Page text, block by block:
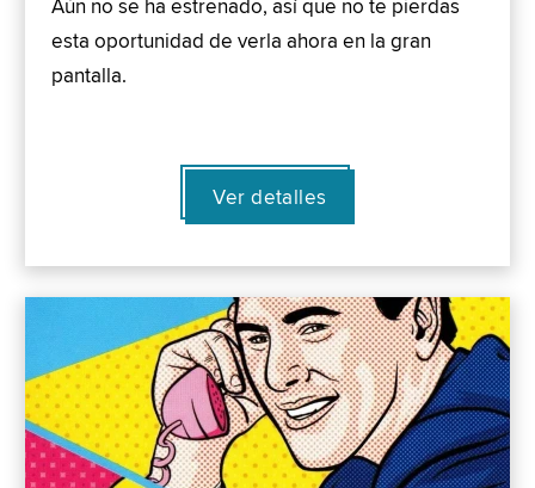
Aún no se ha estrenado, así que no te pierdas
esta oportunidad de verla ahora en la gran
pantalla.
Ver detalles